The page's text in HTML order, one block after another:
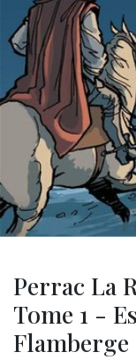
Perrac La
Tome 1 -
Flamberge